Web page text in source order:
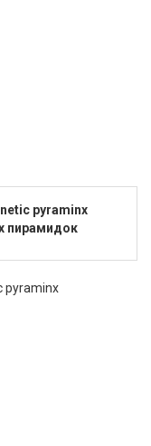
pyraminx
пирамидок
pyraminx